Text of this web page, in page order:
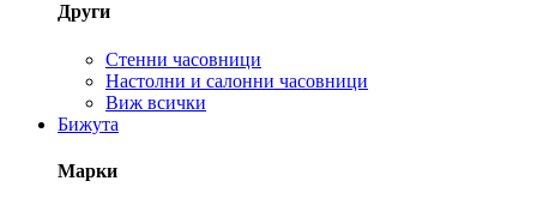
Други
Стенни часовници
Настолни и салонни часовници
Виж всички
Бижута
Марки